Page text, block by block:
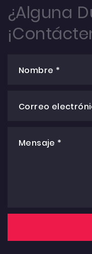
¿Alguna
Nombre *
Correo
Mensaje *